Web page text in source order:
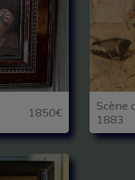
1850€
Scène
1883